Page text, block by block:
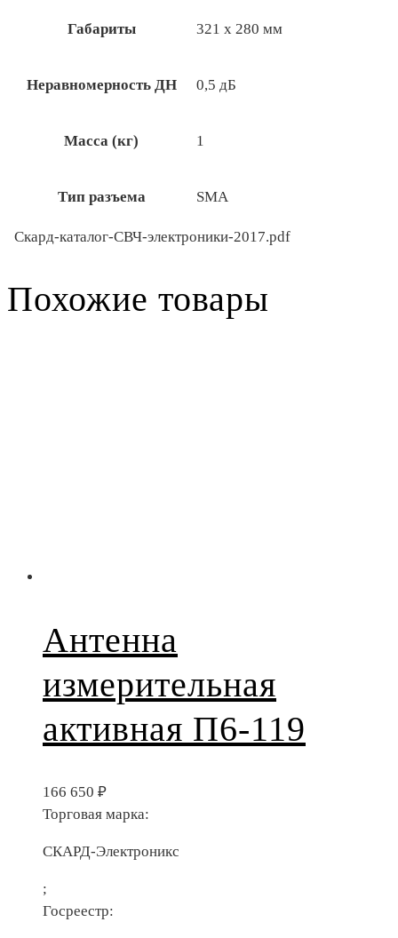
Габариты 321 х 280 мм
Неравномерность ДН 0,5 дБ
Масса (кг) 1
Тип разъема SMA
Скард-каталог-СВЧ-электроники-2017.pdf
Похожие товары
Антенна
измерительная
активная П6-119
166 650 ₽
Торговая марка:
СКАРД-Электроникс
;
Госреестр: